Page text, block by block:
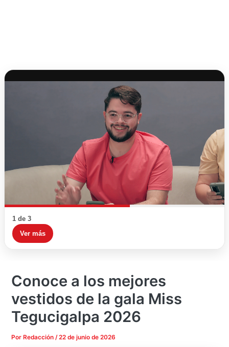
1 de 3
Ver más
Conoce a los mejores
vestidos de la gala Miss
Tegucigalpa 2026
Por Redacción/22 de junio de 2026